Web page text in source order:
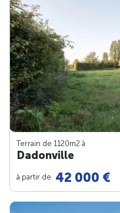
Terrain de 1120m2 à
Dadonville
à partir de 42 000 €